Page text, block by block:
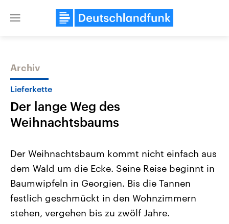
Close
Themen
USA
Aktuelle Beiträge, Analysen und
Hintergründe
Wirtschaftlich und militärisch
gehören die Vereinigten Staaten zu
den mächtigsten Ländern der Erde,
Nahostkonflikt
Aktuelle Lage und
Der Überfall der
Terrororganisation Hamas
Oktober 2023 auf Israel
Region wieder die Gewalt
Archiv
Lieferkette
Der lange Weg des
Weihnachtsbaums
Der Weihnachtsbaum kommt nicht einfach aus
dem Wald um die Ecke. Seine Reise beginnt in
Baumwipfeln in Georgien. Bis die Tannen
festlich geschmückt in den Wohnzimmern
stehen, vergehen bis zu zwölf Jahre.